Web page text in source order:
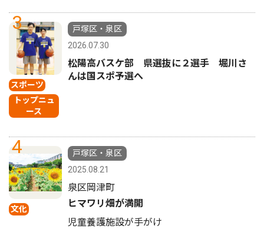
3
スポーツ
トップニュ
ース
戸塚区・泉区
2026.07.30
松陽高バスケ部 県選抜に２選手 堀川さ
んは国スポ予選へ
4
文化
戸塚区・泉区
2025.08.21
泉区岡津町
ヒマワリ畑が満開
児童養護施設が手がけ